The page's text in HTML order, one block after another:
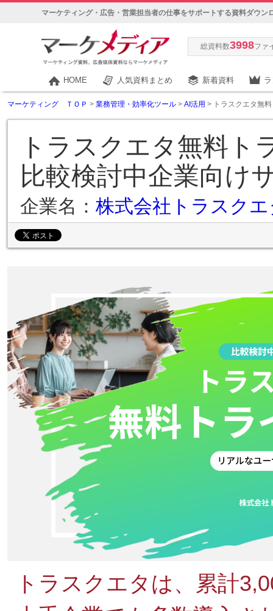
マーケティング・広告・営業担当者の仕事をサポートする資料ダウン
総資料数3998ファ
HOME 人気資料まとめ 新着資料
マーケティング ＴＯＰ > 業務管理・効率化ツール > AI活用 > トラスクエタ無
トラスクエタ無料ト
比較検討中企業向け
企業名： 株式会社トラスク
トラスクエタは、累計